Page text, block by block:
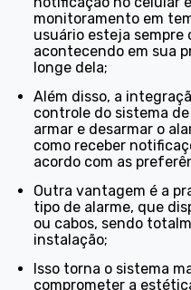
monitoramento em
usuário esteja sempre
acontecendo em sua
longe dela;
Além disso, a integração com o celular facilita o
controle do sistema
armar e desarmar o
como receber
acordo com as
Outra vantagem é a praticidade oferecida por esse
tipo de alarme, que
ou cabos, sendo
instalação;
comprometer a